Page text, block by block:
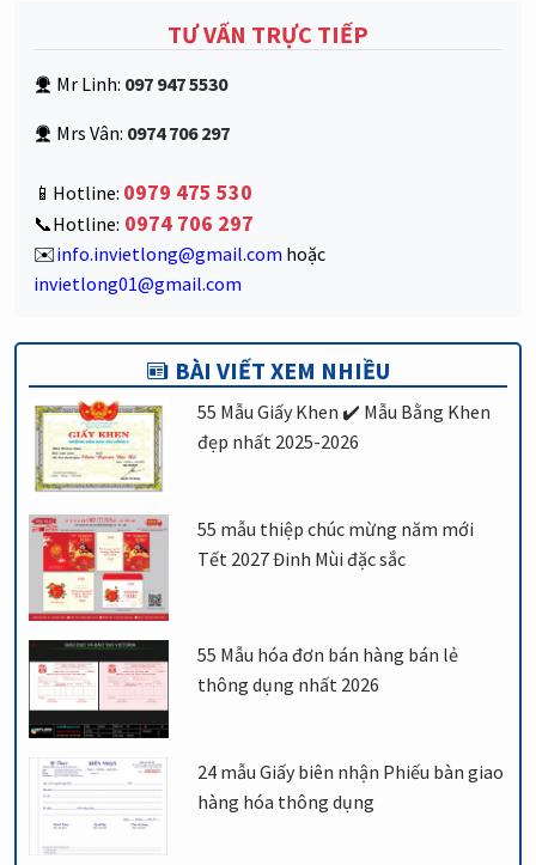
TƯ VẤN TRỰC TIẾP
Mr Linh: 097 947 5530
Mrs Vân: 0974 706 297
📱Hotline: 0979 475 530
📞Hotline: 0974 706 297
✉️info.invietlong@gmail.com hoặc
invietlong01@gmail.com
BÀI VIẾT XEM NHIỀU
55 Mẫu Giấy Khen ✔️ Mẫu Bằng Khen
đẹp nhất 2025-2026
55 mẫu thiệp chúc mừng năm mới
Tết 2027 Đinh Mùi đặc sắc
55 Mẫu hóa đơn bán hàng bán lẻ
thông dụng nhất 2026
24 mẫu Giấy biên nhận Phiếu bàn giao
hàng hóa thông dụng